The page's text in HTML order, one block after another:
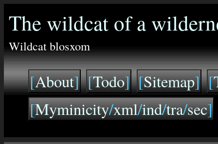
The wildcat of a
Wildcat blosxom
[About] [Todo] [Sitemap] [
[Myminicity/xml/ind/tra/sec]